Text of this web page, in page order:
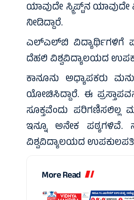
ಯಾವುದೇ ಸ್ಕ್ರಿಪ್ಟ್‌ನ ಯಾವುದೇ
ನೀಡಿದ್ದಾರೆ.
ಎಲ್‌ಎಲ್‌ಬಿ ವಿದ್ಯಾರ್ಥಿಗಳಿಗೆ
ದೆಹಲಿ ವಿಶ್ವವಿದ್ಯಾಲಯದ
ಕಾನೂನು ಅಧ್ಯಾಪಕರು
ಯೋಚಿಸಿದ್ದಾರೆ. ಈ
ಸೂಕ್ತವೆಂದು ಪರಿಗಣಿಸಲಿಲ್ಲ
ಇನ್ನೂ ಅನೇಕ ಪಠ್ಯಗಳಿವೆ.
ವಿಶ್ವವಿದ್ಯಾಲಯದ
More Read